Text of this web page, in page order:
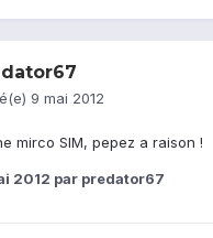
9 mai 2012
mirco SIM, pepez a raison !
2012 par predator67